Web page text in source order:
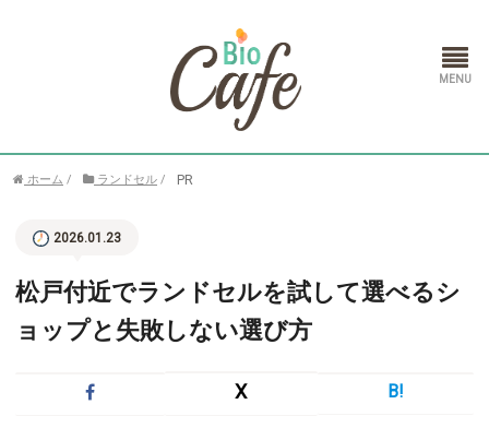
ホーム / ランドセル / PR
2026.01.23
松戸付近でランドセルを試して選べるシ
ョップと失敗しない選び方
X B!